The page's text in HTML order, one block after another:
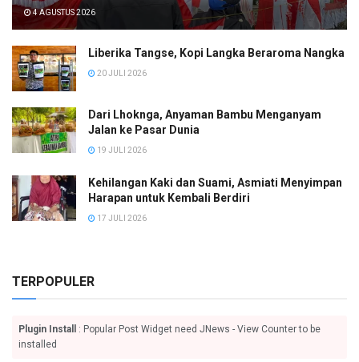
4 AGUSTUS 2026
Liberika Tangse, Kopi Langka Beraroma Nangka
20 JULI 2026
Dari Lhoknga, Anyaman Bambu Menganyam
Jalan ke Pasar Dunia
19 JULI 2026
Kehilangan Kaki dan Suami, Asmiati Menyimpan
Harapan untuk Kembali Berdiri
17 JULI 2026
TERPOPULER
Plugin Install
: Popular Post Widget need JNews - View Counter to be
installed